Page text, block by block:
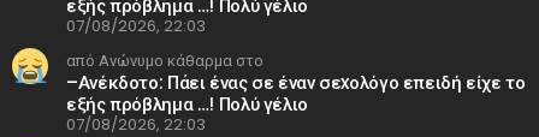
εξής πρόβλημα …! Πολύ γέλιο
07/08/2026, 22:03
από Ανώνυμο κάθαρμα στο
–Ανέκδοτο: Πάει ένας σε έναν σεxολόγο επειδή είχε το
εξής πρόβλημα …! Πολύ γέλιο
07/08/2026, 22:03